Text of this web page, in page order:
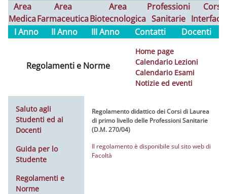
Area
Medica
Area
Farmaceutica
Area
Biotecnologica
Professioni
Sanitarie
Corsi
I Anno
II Anno III Anno Contatti Docenti
Regolamenti e Norme
Home page
Calendario Lezioni
Calendario Esami
Notizie ed eventi
Saluto agli
Studenti ed ai
Docenti
Guida per lo
Studente
Regolamenti e
Norme
Regolamento didattico dei Corsi di Laurea
di primo livello delle Professioni Sanitarie
(D.M. 270/04)
Il regolamento è disponibile sul sito web di
Facoltà